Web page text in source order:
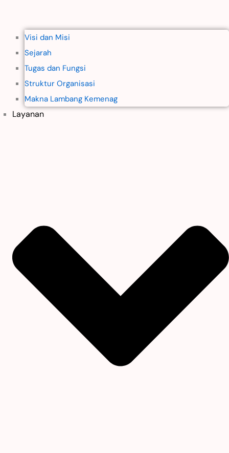
Visi dan Misi
Sejarah
Tugas dan Fungsi
Struktur Organisasi
Makna Lambang Kemenag
Layanan